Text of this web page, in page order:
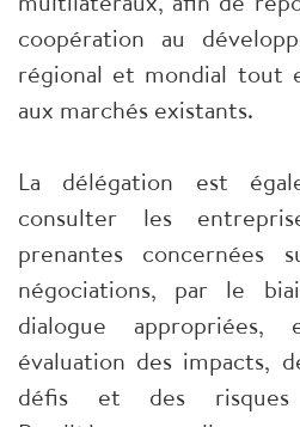
coopération au
régional et mondial tout
aux marchés existants.
La délégation est
consulter les
prenantes concernées
négociations, par le
dialogue
évaluation des impacts,
défis et des risques